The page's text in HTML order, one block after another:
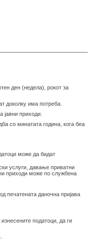
ден (недела), рокот за
доколку има потреба.
јавни приходи.
со минатата година, кога беа
може да бидат
услуги, давање приватни
приходи може по службена
печатената даночна пријава
податоци, да ги